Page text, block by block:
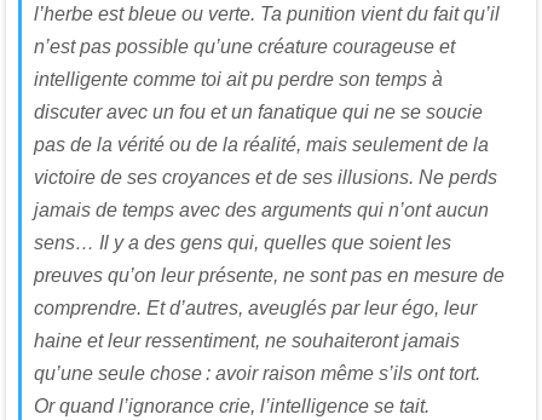
l’herbe est bleue ou verte. Ta punition vient du fait qu’il
n’est pas possible qu’une créature courageuse et
intelligente comme toi ait pu perdre son temps à
discuter avec un fou et un fanatique qui ne se soucie
pas de la vérité ou de la réalité, mais seulement de la
victoire de ses croyances et de ses illusions. Ne perds
jamais de temps avec des arguments qui n’ont aucun
sens… Il y a des gens qui, quelles que soient les
preuves qu’on leur présente, ne sont pas en mesure de
comprendre. Et d’autres, aveuglés par leur égo, leur
haine et leur ressentiment, ne souhaiteront jamais
qu’une seule chose : avoir raison même s’ils ont tort.
Or quand l’ignorance crie, l’intelligence se tait.